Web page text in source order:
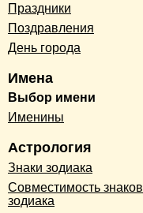
Праздники
Поздравления
День города
Имена
Выбор имени
Именины
Астрология
Знаки зодиака
Совместимость знаков
зодиака